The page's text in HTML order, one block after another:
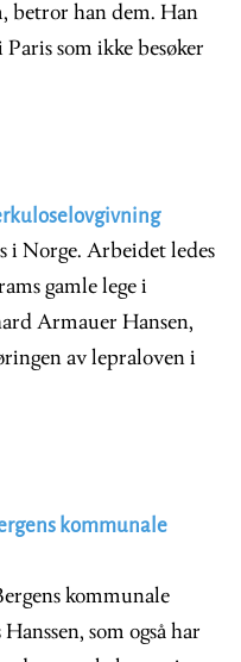
betror han dem. Han
som ikke besøker
i Norge. Arbeidet ledes
gamle lege i
Armauer Hansen,
av lepraloven i
kommunale
kommunale
som også har